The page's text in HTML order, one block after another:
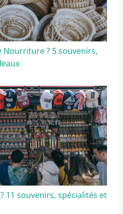
? 5 souvenirs,
11 souvenirs, spécialités et